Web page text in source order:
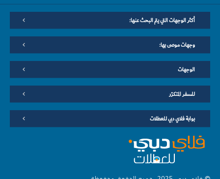
أكثر الوجهات التي يتم البحث عنها:
وجهات موصى بها:
الوجهات
للسفر المتكرّر
بوابة فلاي دبي للعطلات